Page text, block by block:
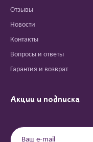
Отзывы
Новости
Контакты
Вопросы и ответы
Гарантия и возврат
Акции и подписка